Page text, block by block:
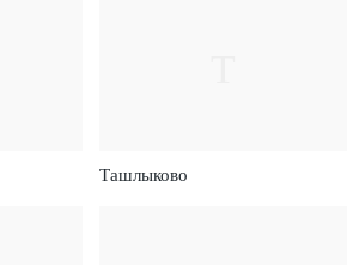
Ташлыково